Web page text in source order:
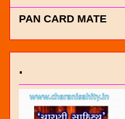
PAN CARD MATE
.